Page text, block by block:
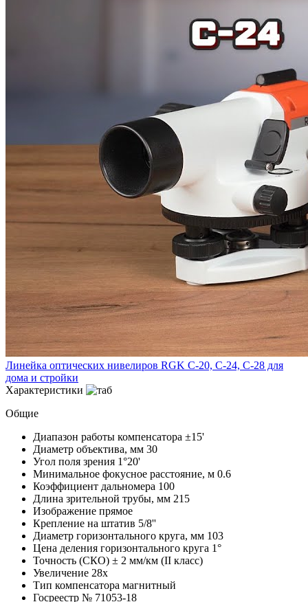
Линейка оптических нивелиров RGK C-20, C-24, C-28 для
дома и стройки
Характеристики
Общие
Диапазон работы компенсатора ±15'
Диаметр объектива, мм 30
Угол поля зрения 1°20'
Минимальное фокусное расстояние, м 0.6
Коэффициент дальномера 100
Длина зрительной трубы, мм 215
Изображение прямое
Крепление на штатив 5/8''
Диаметр горизонтального круга, мм 103
Цена деления горизонтального круга 1°
Точность (СКО) ± 2 мм/км (II класс)
Увеличение 28x
Тип компенсатора магнитный
Госреестр № 71053-18